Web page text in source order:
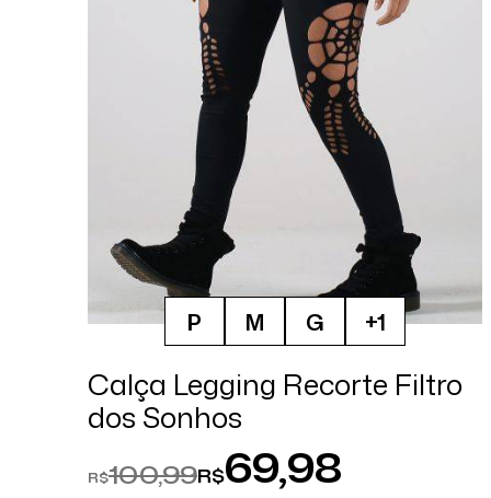
P M G +1
Calça Legging Recorte Filtro
dos Sonhos
R$100,99R$69,98